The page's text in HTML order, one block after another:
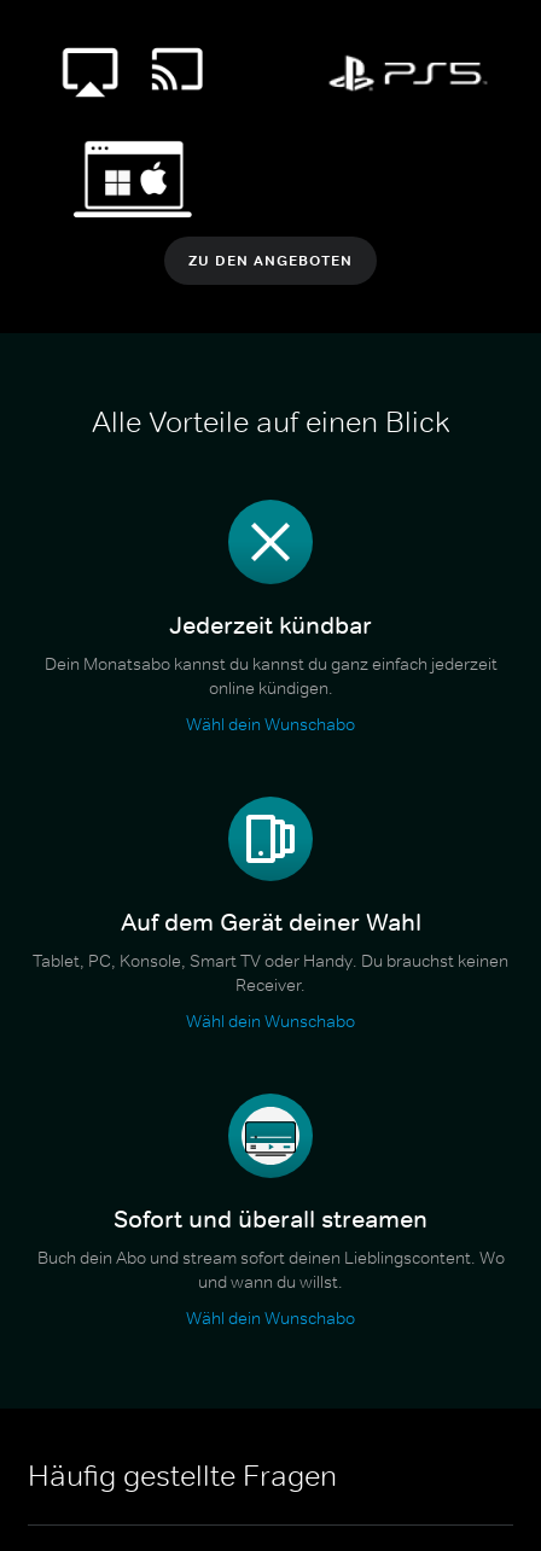
ZU DEN ANGEBOTEN
Alle Vorteile auf einen Blick
Jederzeit kündbar
Dein Monatsabo kannst du kannst du ganz einfach jederzeit
online kündigen.
Wähl dein Wunschabo
Auf dem Gerät deiner Wahl
Tablet, PC, Konsole, Smart TV oder Handy. Du brauchst keinen
Receiver.
Wähl dein Wunschabo
Sofort und überall streamen
Buch dein Abo und stream sofort deinen Lieblingscontent. Wo
und wann du willst.
Wähl dein Wunschabo
Häufig gestellte Fragen